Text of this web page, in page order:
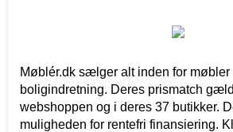
Møblér.dk sælger alt inden for møbler
boligindretning. Deres prismatch
webshoppen og i deres 37 butikker.
muligheden for rentefri finansiering.